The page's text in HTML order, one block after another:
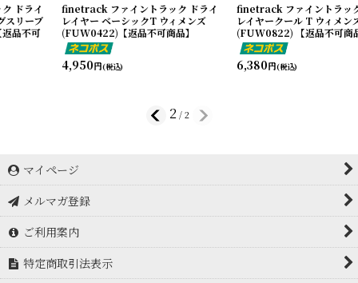
finetrack ファイントラック ドライ
レイヤー ベーシックT ウィメンズ
(FUW0422)【返品不可商品】
(税込)
finetrack ファイントラック ドライ
レイヤークール T ウィメンズ
(FUW0822) 【返品不可商品】
(税込)
2/ 2
マイページ
メルマガ登録
ご利用案内
特定商取引法表示